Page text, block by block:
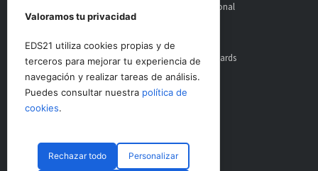
Pádel Internacional
Material
World Padel Awards
Contacto
Publicidad
Valoramos tu privacidad
EDS21 utiliza cookies propias y de
terceros para mejorar tu experiencia de
navegación y realizar tareas de análisis.
Puedes consultar nuestra política de
cookies.
Rechazar todo Personalizar